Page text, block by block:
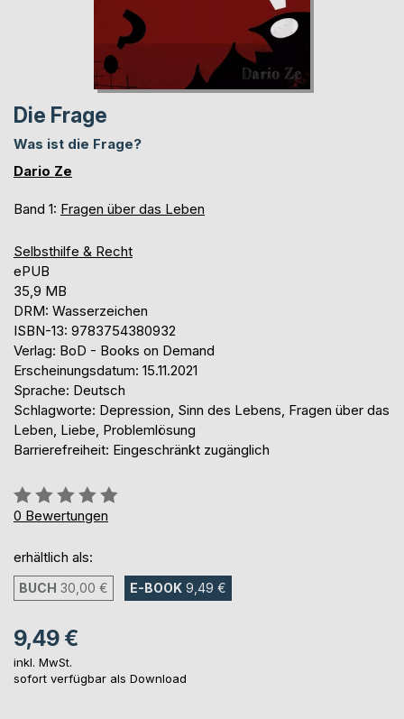
Die Frage
Was ist die Frage?
Dario Ze
Band 1: Fragen über das Leben
Selbsthilfe & Recht
ePUB
35,9 MB
DRM: Wasserzeichen
ISBN-13: 9783754380932
Verlag: BoD - Books on Demand
Erscheinungsdatum: 15.11.2021
Sprache: Deutsch
Schlagworte: Depression, Sinn des Lebens, Fragen über das
Leben, Liebe, Problemlösung
Barrierefreiheit: Eingeschränkt zugänglich
Bewertung::
0%
0 Bewertungen
erhältlich als:
BUCH 30,00 € E-BOOK 9,49 €
9,49 €
inkl. MwSt.
sofort verfügbar als Download